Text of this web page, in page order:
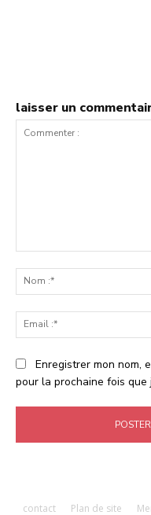
laisser un
Enregistrer mon nom,
pour la prochaine fois que
contact Plan de site